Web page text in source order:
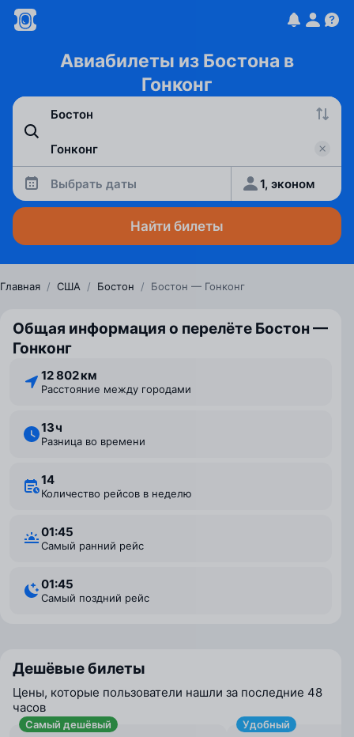
Авиабилеты из Бостона в
Гонконг
Выбрать даты 1, эконом
Найти билеты
Главная / США / Бостон / Бостон — Гонконг
Общая информация о перелёте Бостон —
Гонконг
12 802 км
Расстояние между городами
13 ⁠ч
Разница во времени
14
Количество рейсов в неделю
01:45
Самый ранний рейс
01:45
Самый поздний рейс
Дешёвые билеты
Цены, которые пользователи нашли за последние 48
часов
Самый дешёвый Удобный